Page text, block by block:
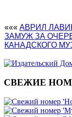
««« АВРИЛ
ЗАМУЖ ЗА
КАНАДСКОГО
СВЕЖИЕ